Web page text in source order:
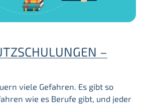
–
viele Gefahren. Es gibt so
wie es Berufe gibt, und jeder